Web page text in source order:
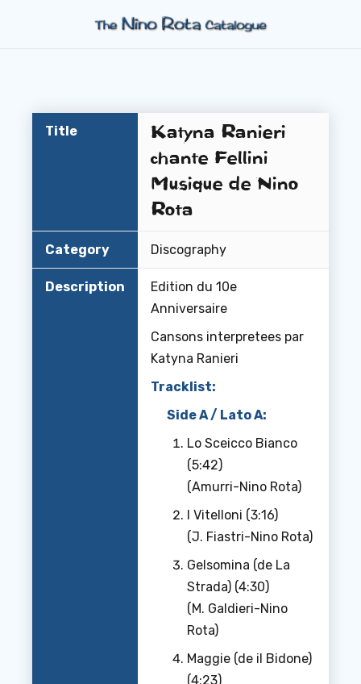
Title
Katyna Ranieri
chante Fellini
Musique de Nino
Rota
Category Discography
Description
Edition du 10e
Anniversaire
Cansons interpretees par
Katyna Ranieri
Tracklist:
Side A / Lato A:
Lo Sceicco Bianco
(5:42)
(Amurri-Nino Rota)
I Vitelloni (3:16)
(J. Fiastri-Nino Rota)
Gelsomina (de La
Strada) (4:30)
(M. Galdieri-Nino
Rota)
Maggie (de il Bidone)
(4:23)